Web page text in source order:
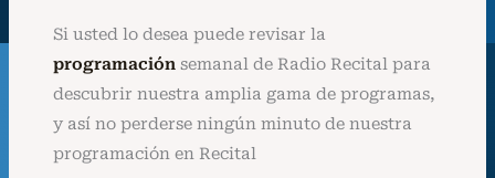
Si usted lo desea puede revisar la
programaciónsemanal de Radio Recital para
descubrir nuestra amplia gama de programas,
y así no perderse ningún minuto de nuestra
programación en Recital